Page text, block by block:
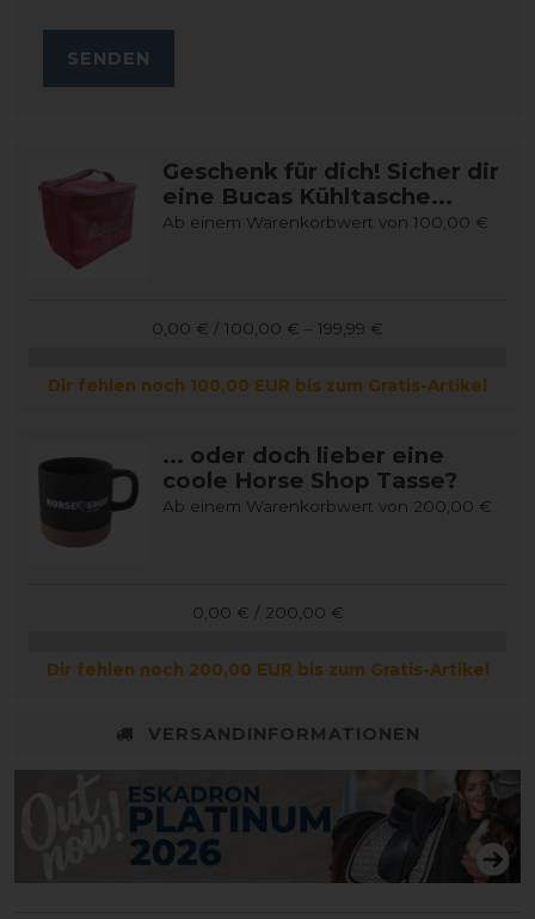
SENDEN
Geschenk für dich! Sicher dir
eine Bucas Kühltasche...
Ab einem Warenkorbwert von 100,00 €
0,00 € / 100,00 € – 199,99 €
Dir fehlen noch 100,00 EUR bis zum Gratis-Artikel
... oder doch lieber eine
coole Horse Shop Tasse?
Ab einem Warenkorbwert von 200,00 €
0,00 € / 200,00 €
Dir fehlen noch 200,00 EUR bis zum Gratis-Artikel
VERSANDINFORMATIONEN